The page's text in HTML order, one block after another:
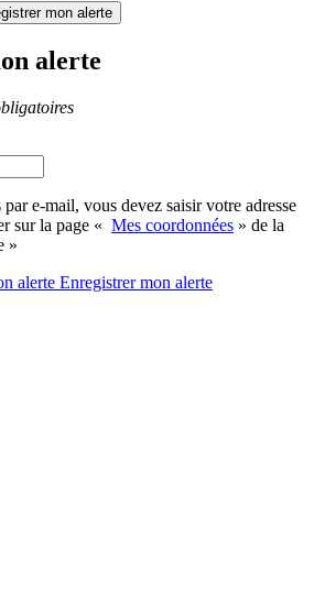
mon alerte
alerte
e-mail, vous devez saisir votre adresse
sur la page « Mes coordonnées » de la
»
alerte Enregistrermon alerte